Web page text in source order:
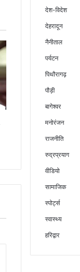
देश-विदेश
देहरादून
नैनीताल
पर्यटन
पिथौरागढ़
पौड़ी
बागेश्वर
मनोरंजन
राजनीति
रुद्रप्रयाग
वीडियो
सामाजिक
स्पोर्ट्स
स्वास्थ्य
हरिद्वार